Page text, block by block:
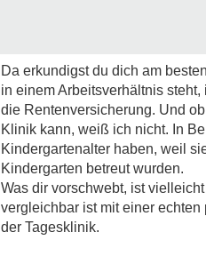
Da erkundigst du dich am
in einem Arbeitsverhältnis
die Rentenversicherung. Und
Klinik kann, weiß ich nicht. In
Kindergartenalter haben, weil
Kindergarten betreut wurden.
Was dir vorschwebt, ist
vergleichbar ist mit einer
der Tagesklinik.